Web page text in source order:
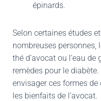
épinards.
Selon certaines études
nombreuses personnes,
thé d’avocat ou l’eau
remèdes pour le
envisager ces formes
les bienfaits de l’avocat.